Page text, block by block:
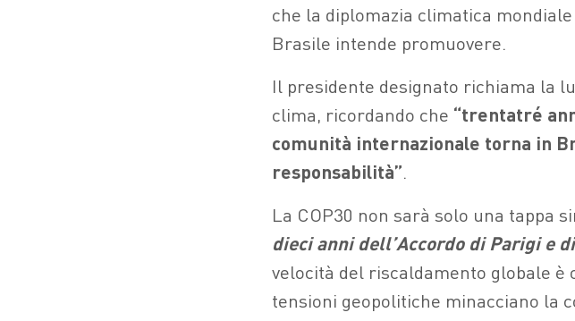
che la diplomazia climatica
Brasile intende promuovere.
Il presidente designato richiama la
clima, ricordando che “trentatré
comunità internazionale torna in
responsabilità”.
La COP30 non sarà solo una tappa
dieci anni dell’Accordo di Parigi e
velocità del riscaldamento globale è
tensioni geopolitiche minacciano la